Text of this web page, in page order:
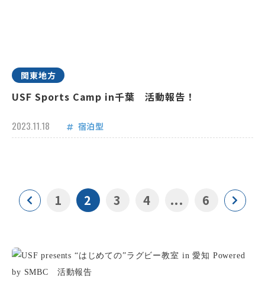
関東地方
USF Sports Camp in千葉 活動報告！
2023.11.18 宿泊型
1 2 3 4 ... 6